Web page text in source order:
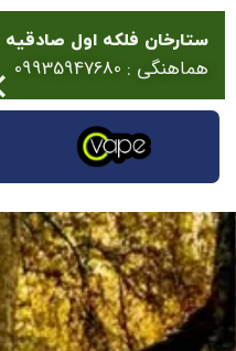
ستارخان فلکه اول صادقیه مرکز
هماهنگی : 09935947680